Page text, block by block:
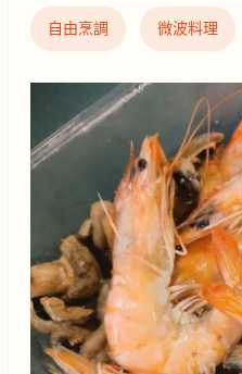
自由烹調 微波料理